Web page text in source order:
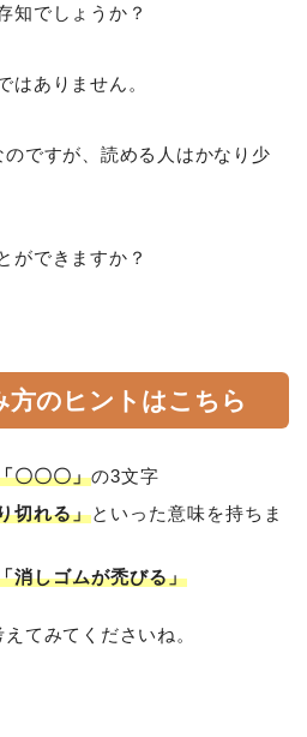
知でしょうか？
はありません。
のですが、読める人はかなり少
ができますか？
方のヒントはこちら
〇〇〇」の3文字
切れる」といった意味を持ちま
消しゴムが禿びる」
てみてくださいね。